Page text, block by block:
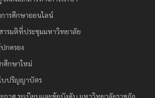
ารศึกษาออนไลน์
ารมติที่ประชุมมหาวิทยาลัย
กครอง
ศึกษาใหม่
บปริญญาบัตร
กาศ ระเบียบและข้อบังคับ มหาวิทยาลัยราชภัฏ